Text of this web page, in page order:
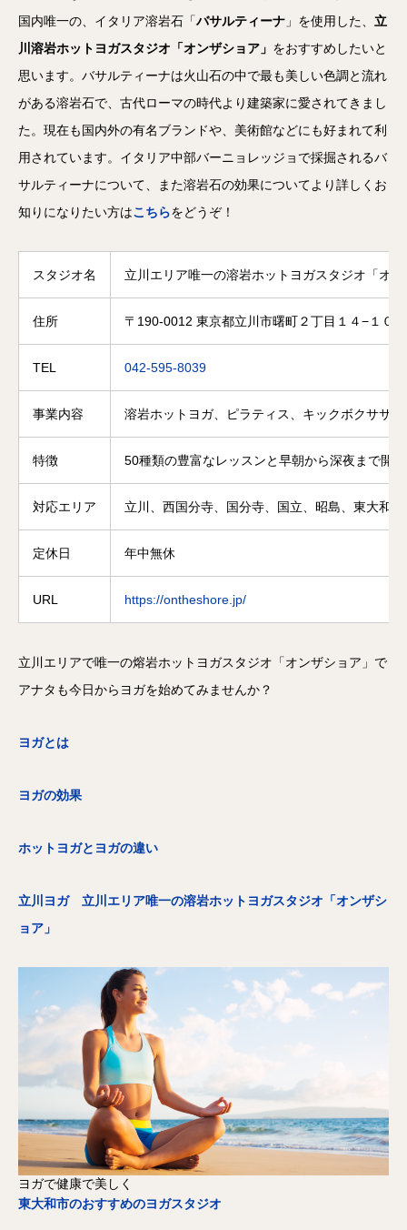
国内唯一の、イタリア溶岩石「バサルティーナ 」を使用した、 立
川溶岩ホットヨガスタジオ「オンザショア」 をおすすめしたいと
思います。バサルティーナは火山石の中で最も美しい色調と流れ
がある溶岩石で、古代ローマの時代より建築家に愛されてきまし
た。現在も国内外の有名ブランドや、美術館などにも好まれて利
用されています。イタリア中部バーニョレッジョで採掘されるバ
サルティーナについて、また溶岩石の効果についてより詳しくお
知りになりたい方はこちらをどうぞ！
スタジオ名 立川エリア唯一の溶岩ホットヨガスタジオ「オ
住所 〒190-0012 東京都立川市曙町２丁目１４−１０
TEL 042-595-8039
事業内容 溶岩ホットヨガ、ピラティス、キックボクササ
特徴 50種類の豊富なレッスンと早朝から深夜まで開
対応エリア 立川、西国分寺、国分寺、国立、昭島、東大和
定休日 年中無休
URL https://ontheshore.jp/
立川エリアで唯一の熔岩ホットヨガスタジオ「オンザショア」で
アナタも今日からヨガを始めてみませんか？
ヨガとは
ヨガの効果
ホットヨガとヨガの違い
立川ヨガ 立川エリア唯一の溶岩ホットヨガスタジオ「オンザシ
ョア」
ヨガで健康で美しく
東大和市のおすすめのヨガスタジオ